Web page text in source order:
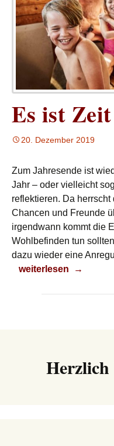
Es ist Zeit
20. Dezember 2019
Zum Jahresende ist
Jahr – oder vielleicht
reflektieren. Da herrscht
Chancen und Freunde
irgendwann kommt die
Wohlbefinden tun
dazu wieder eine
Es ist Zeit
weiterlesen →